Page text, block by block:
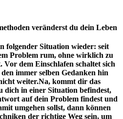
veränderst du dein Leben
folgender Situation wieder: seit
Problem rum, ohne wirklich zu
Vor dem Einschlafen schaltet sich
immer selben Gedanken hin
weiter.Na, kommt dir das
dich in einer Situation befindest,
auf dein Problem findest und
umgehen sollst, dann können
der richtige Weg sein, um